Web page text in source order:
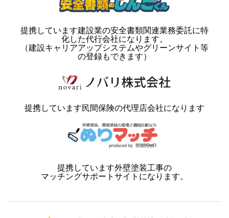
提携しています建設業の安全書類関連業務委託に特
化した代行会社になります。
（建設キャリアアップシステムやグリーンサイト等
の登録もできます）
提携しています民間保険の代理店会社になります
提携しています外壁塗装工事の
マッチングサポートサイトになります。